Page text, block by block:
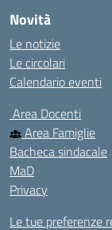
Novità
Le notizie
Le circolari
Calendario eventi
Area Docenti
Area Famiglie
Bacheca sindacale
MaD
Privacy
Le tue preferenze